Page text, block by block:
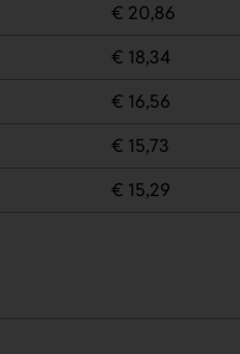
€ 20,86
€ 18,34
€ 16,56
€ 15,73
€ 15,29